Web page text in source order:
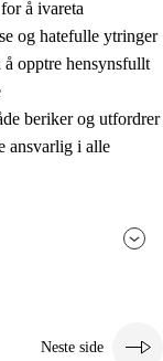
å ivareta
og hatefulle ytringer
å opptre hensynsfullt
beriker og utfordrer
ansvarlig i alle
Neste side